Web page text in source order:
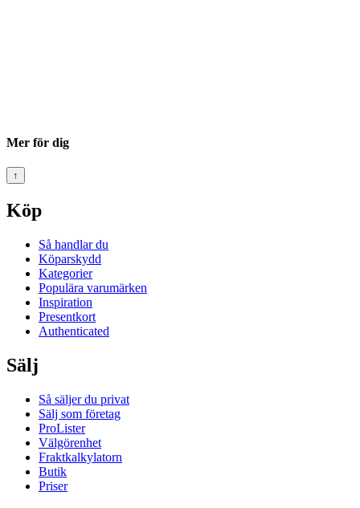
Mer för dig
↑
Köp
Så handlar du
Köparskydd
Kategorier
Populära varumärken
Inspiration
Presentkort
Authenticated
Sälj
Så säljer du privat
Sälj som företag
ProLister
Välgörenhet
Fraktkalkylatorn
Butik
Priser